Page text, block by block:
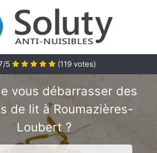
/5 (119 votes)
vous débarrasser des
de lit à Roumazières-
Loubert ?